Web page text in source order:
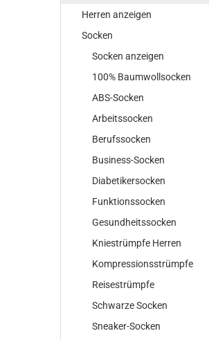
Herren anzeigen
Socken
Socken anzeigen
100% Baumwollsocken
ABS-Socken
Arbeitssocken
Berufssocken
Business-Socken
Diabetikersocken
Funktionssocken
Gesundheitssocken
Kniestrümpfe Herren
Kompressionsstrümpfe
Reisestrümpfe
Schwarze Socken
Sneaker-Socken